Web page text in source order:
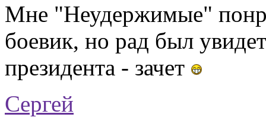
Мне "Неудержимые"
боевик, но рад был
президента - зачет
Сергей